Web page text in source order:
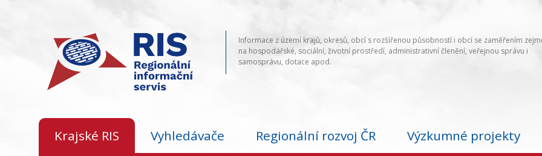
Informace z území krajů, okresů, obcí s rozšířenou působností i obcí se zaměřením
na hospodářské, sociální, životní prostředí, administrativní členění, veřejnou správu i
samosprávu, dotace apod.
Krajské RIS Vyhledávače Regionální rozvoj ČR Výzkumné projekty